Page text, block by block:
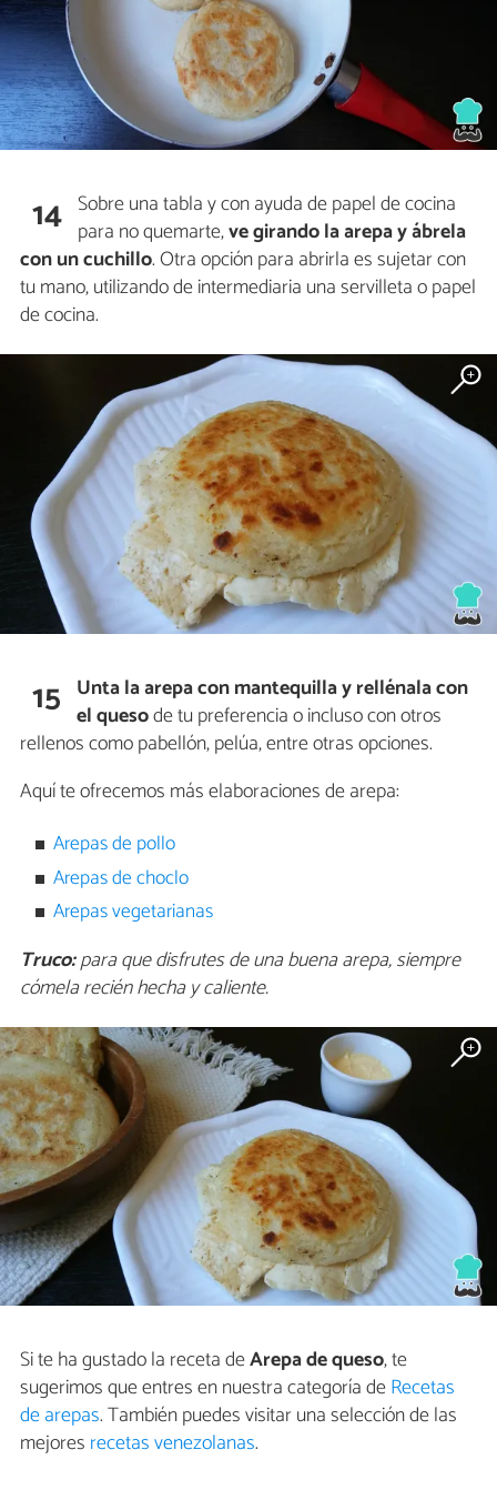
14 Sobre una tabla y con ayuda de papel de cocina
para no quemarte,ve girando la arepa y ábrela
con un cuchillo. Otra opción para abrirla es sujetar con
tu mano, utilizando de intermediaria una servilleta o papel
de cocina.
15 Unta la arepa con mantequilla yrellénala con
el quesode tu preferencia o incluso con otros
rellenos como pabellón, pelúa, entre otras opciones.
Aquí te ofrecemos más elaboraciones de arepa:
Arepas de pollo
Arepas de choclo
Arepas vegetarianas
Truco:para que disfrutes de una buena arepa, siempre
cómela recién hecha y caliente.
Si te ha gustado la receta deArepa de queso, te
sugerimos que entres en nuestra categoría deRecetas
de arepas. También puedes visitar una selección de las
mejores recetas venezolanas.